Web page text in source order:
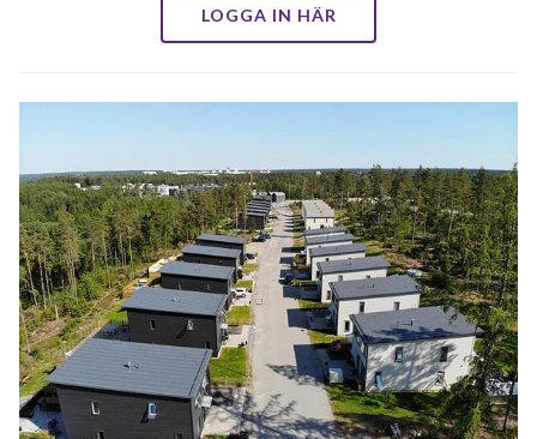
LOGGA IN HÄR